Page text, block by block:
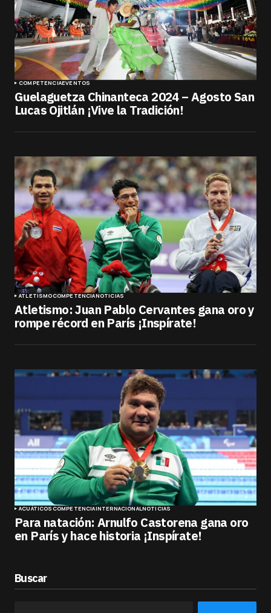
COMPETENCIAEVENTOS
Guelaguetza Chinanteca 2024 – Agosto San
Lucas Ojitlán ¡Vive la Tradición!
ATLETISMOCOMPETENCIANOTICIAS
Atletismo: Juan Pablo Cervantes gana oro y
rompe récord en París ¡Inspírate!
ACUÁTICOSCOMPETENCIAINTERNACIONALNOTICIAS
Para natación: Arnulfo Castorena gana oro
en París y hace historia ¡Inspírate!
Buscar